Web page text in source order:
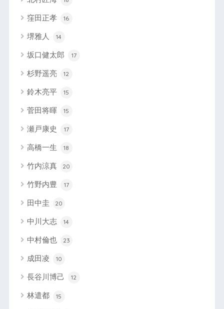
窪田正孝 16
堺雅人 14
坂口健太郎 17
杉野遥亮 12
鈴木亮平 15
菅田将暉 15
瀬戸康史 17
高橋一生 18
竹内涼真 20
竹野内豊 17
田中圭 20
中川大志 14
中村倫也 23
成田凌 10
長谷川博己 12
林遣都 15